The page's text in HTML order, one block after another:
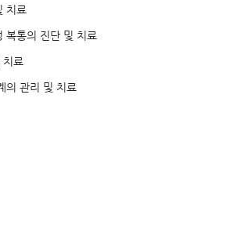
치료
복통의 진단 및 치료
치료
의 관리 및 치료